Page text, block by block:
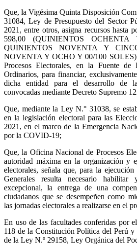
Que, la Vigésima Quinta Disposición
31084, Ley de Presupuesto del Sector
2021, entre otros, asigna recursos hasta
598,00 (QUINIENTOS
QUINIENTOS NOVENTA Y
NOVENTA Y OCHO Y 00/100
Procesos Electorales, en la Fuente de
Ordinarios, para financiar,
dicha entidad para el desarrollo de
convocadas mediante Decreto Supremo
Que, mediante la Ley N.° 31038, se
en la legislación electoral para las
2021, en el marco de la Emergencia
por la COVID-19;
Que, la Oficina Nacional de Procesos
autoridad máxima en la organización y
electorales, señala que, para la
Generales resulta necesario habilitar
excepcional, la entrega de una
ciudadanos que se desempeñen como
las jornadas electorales a realizarse en el
En uso de las facultades conferidas por
118 de la Constitución Política del Perú
de la Ley N.º 29158, Ley Orgánica del